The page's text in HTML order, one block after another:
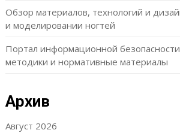
Обзор материалов, технологий и
и моделировании ногтей
Портал информационной
методики и нормативные материалы
Архив
Август 2026